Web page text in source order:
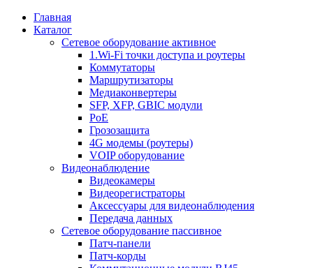
Главная
Каталог
Сетевое оборудование активное
1.Wi-Fi точки доступа и роутеры
Коммутаторы
Маршрутизаторы
Медиаконвертеры
SFP, XFP, GBIC модули
PoE
Грозозащита
4G модемы (роутеры)
VOIP оборудование
Видеонаблюдение
Видеокамеры
Видеорегистраторы
Аксессуары для видеонаблюдения
Передача данных
Сетевое оборудование пассивное
Патч-панели
Патч-корды